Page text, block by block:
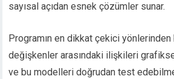
sayısal açıdan esnek çözümler sunar.
Programın en dikkat çekici yönlerinden
değişkenler arasındaki ilişkileri
ve bu modelleri doğrudan test